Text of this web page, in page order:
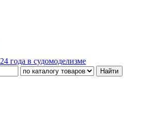
24 года в судомоделизме
Найти